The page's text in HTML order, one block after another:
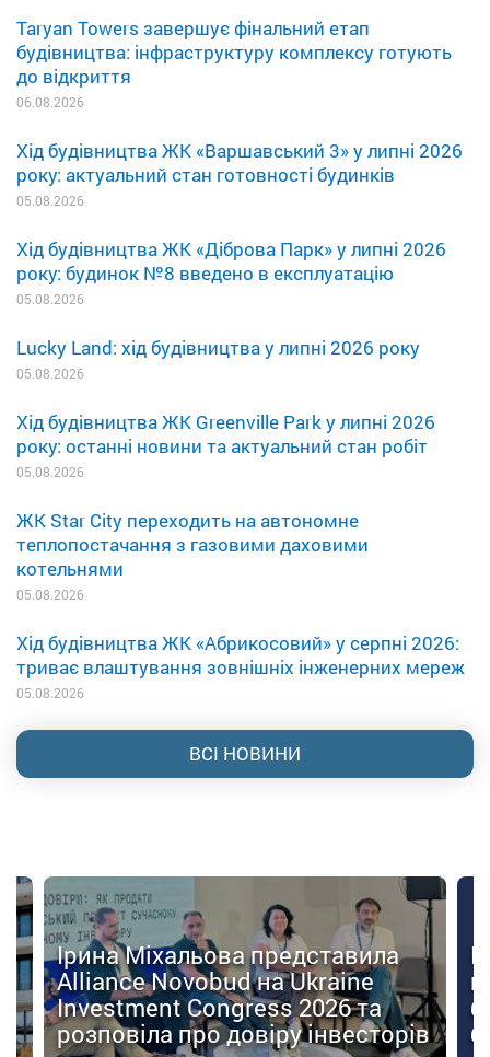
Taryan Towers завершує фінальний етап
будівництва: інфраструктуру комплексу готують
до відкриття
06.08.2026
Хід будівництва ЖК «Варшавський 3» у липні 2026
року: актуальний стан готовності будинків
05.08.2026
Хід будівництва ЖК «Діброва Парк» у липні 2026
року: будинок №8 введено в експлуатацію
05.08.2026
Lucky Land: хід будівництва у липні 2026 року
05.08.2026
Хід будівництва ЖК Greenville Park у липні 2026
року: останні новини та актуальний стан робіт
05.08.2026
ЖК Star City переходить на автономне
теплопостачання з газовими даховими
котельнями
05.08.2026
Хід будівництва ЖК «Абрикосовий» у серпні 2026:
триває влаштування зовнішніх інженерних мереж
05.08.2026
ВСІ НОВИНИ
Ірина Міхальова представила
Alliance Novobud на Ukraine
Investment Congress 2026 та
розповіла про довіру інвесторів